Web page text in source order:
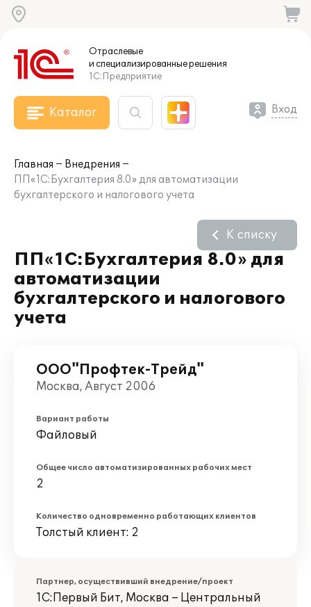
Отраслевые
и специализированныерешения
1С:Предприятие
Каталог Вход
Главная
Внедрения
ПП«1С:Бухгалтерия 8.0» для автоматизации
бухгалтерского и налогового учета
ПП«1С:Бухгалтерия 8.0» для
автоматизации
бухгалтерского и налогового
учета
К списку
ООО"Профтек-Трейд"
Москва, Август 2006
Вариант работы
Файловый
Общее число автоматизированных рабочих мест
2
Количество одновременно работающих клиентов
Толстый клиент: 2
Партнер, осуществивший внедрение/проект
1С:Первый Бит, Москва – Центральный